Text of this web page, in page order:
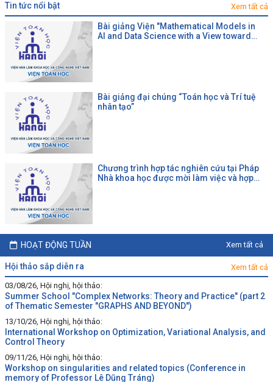
tin tức nổi bật Xem tất cả
Bài giảng Viện "Mathematical Models in
AI and Data Science with a View toward
Bài giảng đại chúng “Toán học và Trí tuệ
nhân tạo”
Chương trình hợp tác nghiên cứu tại Pháp
Nhà khoa học được mời làm việc và hợp
HOẠT ĐỘNG TUẦN Xem tất cả
hội thảo sắp diễn ra
Xem tất cả
03/08/26, Hội nghị, hội thảo:
Summer School "Complex Networks: Theory and Practice" (part 2
of Thematic Semester "GRAPHS AND BEYOND")
13/10/26, Hội nghị, hội thảo:
International Workshop on Optimization, Variational Analysis, and
Control Theory
09/11/26, Hội nghị, hội thảo:
Workshop on singularities and related topics (Conference in
memory of Professor Lê Dũng Tráng)